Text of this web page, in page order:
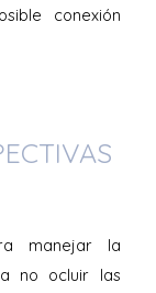
conexión
manejar la
no ocluir las